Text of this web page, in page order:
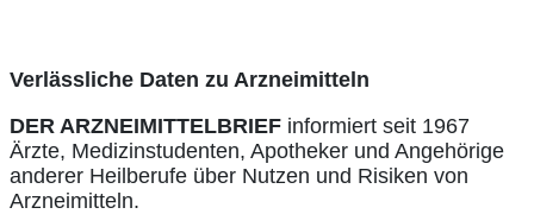
Verlässliche Daten zu Arzneimitteln
DER ARZNEIMITTELBRIEF informiert seit 1967
Ärzte, Medizinstudenten, Apotheker und Angehörige
anderer Heilberufe über Nutzen und Risiken von
Arzneimitteln.